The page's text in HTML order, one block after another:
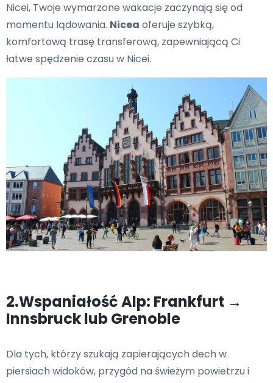
Nicei, Twoje wymarzone wakacje zaczynają się od
momentu lądowania. Nicea oferuje szybką,
komfortową trasę transferową, zapewniającą Ci
łatwe spędzenie czasu w Nicei.
2.Wspaniałość Alp: Frankfurt →
Innsbruck lub Grenoble
Dla tych, którzy szukają zapierających dech w
piersiach widoków, przygód na świeżym powietrzu i